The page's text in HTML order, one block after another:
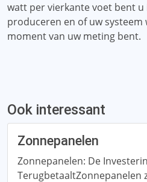
watt per vierkante voet bent
produceren en of uw
moment van uw meting bent.
Ook interessant
Zonnepanelen
Zonnepanelen: De
TerugbetaaltZonnepanelen